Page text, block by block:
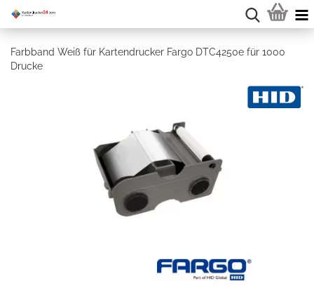
Farbband Weiß für Kartendrucker Fargo DTC4250e für 1000
Drucke